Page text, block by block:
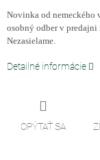
Novinka od nemeckého
osobný odber v
Nezasielame.
Detailné informácie
OPÝTAŤ SA